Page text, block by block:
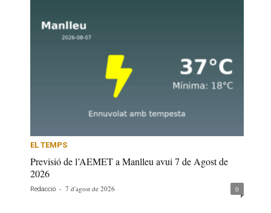
EL TEMPS
Previsió de l’AEMET a Manlleu avui 7 de Agost de
2026
Redacció - 7 d'agost de 2026 0